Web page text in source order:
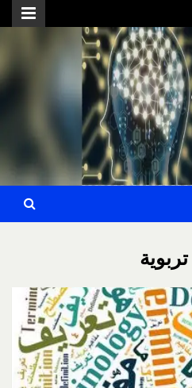
مجال التربية الخاصة – تربية